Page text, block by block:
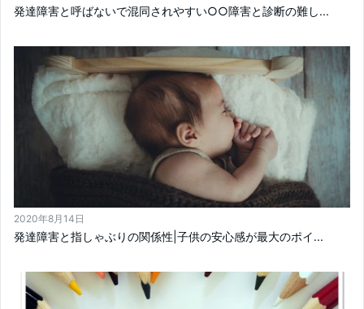
発達障害と呼ばないで混同されやすい○○障害と診断の難し...
2020年8月14日
発達障害と指しゃぶりの関係性|子供の安心感が最大のポイ...